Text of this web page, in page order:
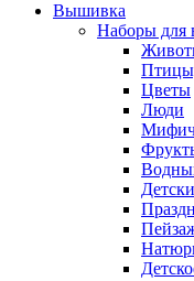
Вышивка
Наборы для
Цветы
Люди